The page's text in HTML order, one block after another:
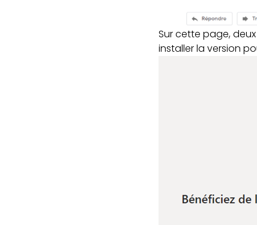
Sur cette page,
installer la version